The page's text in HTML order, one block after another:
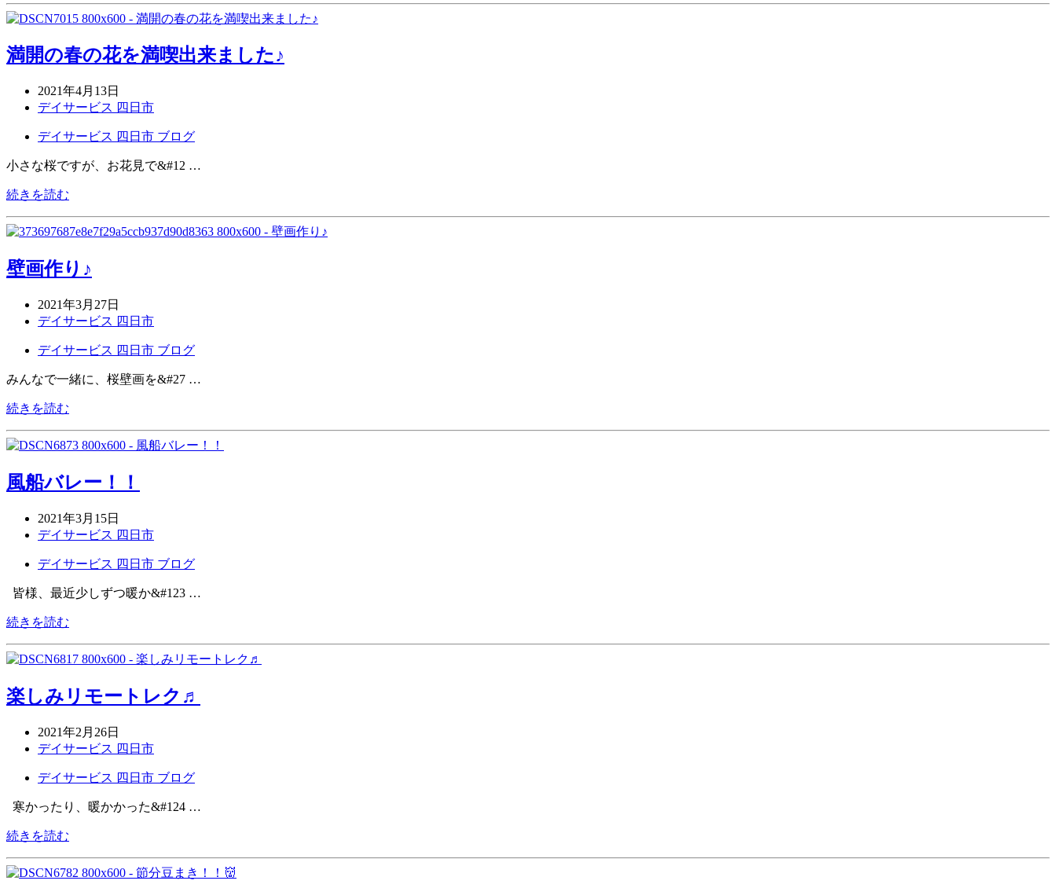
満開の春の花を満喫出来ました♪
2021年4月13日
デイサービス 四日市
デイサービス 四日市 ブログ
小さな桜ですが、お花見で&#12 …
続きを読む
壁画作り♪
2021年3月27日
デイサービス 四日市
デイサービス 四日市 ブログ
みんなで一緒に、桜壁画を&#27 …
続きを読む
風船バレー！！
2021年3月15日
デイサービス 四日市
デイサービス 四日市 ブログ
皆様、最近少しずつ暖か&#123 …
続きを読む
楽しみリモートレク♬
2021年2月26日
デイサービス 四日市
デイサービス 四日市 ブログ
寒かったり、暖かかった&#124 …
続きを読む